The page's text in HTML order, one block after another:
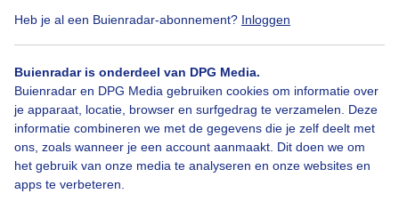
Heb je al een Buienradar-abonnement? Inloggen
Buienradar is onderdeel van DPG Media.
Buienradar en DPG Media gebruiken cookies om informatie over
je apparaat, locatie, browser en surfgedrag te verzamelen. Deze
informatie combineren we met de gegevens die je zelf deelt met
ons, zoals wanneer je een account aanmaakt. Dit doen we om
het gebruik van onze media te analyseren en onze websites en
apps te verbeteren.
Paard Kraaien Dieren
Bekijk slideshow